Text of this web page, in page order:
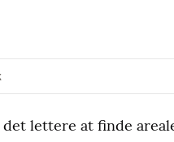
lettere at finde